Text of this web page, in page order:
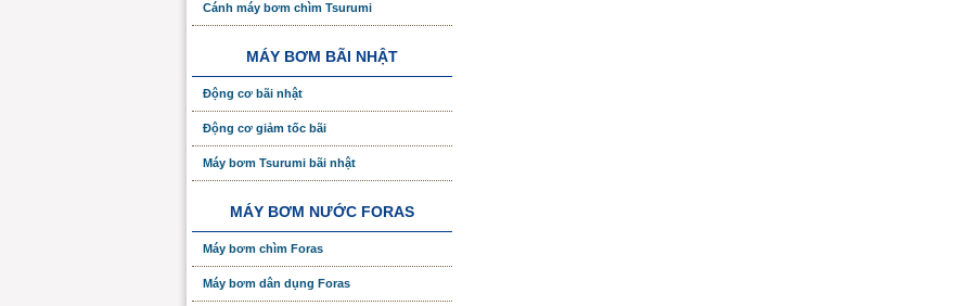
Cánh máy bơm chìm Tsurumi
MÁY BƠM BÃI NHẬT
Động cơ bãi nhật
Động cơ giảm tốc bãi
Máy bơm Tsurumi bãi nhật
MÁY BƠM NƯỚC FORAS
Máy bơm chìm Foras
Máy bơm dân dụng Foras